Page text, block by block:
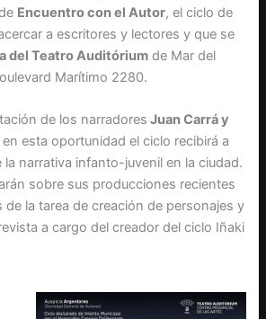
Encuentro con el Autor, el ciclo de
a escritores y lectores y que se
del Teatro Auditórium de Mar del
Marítimo 2280.
de los narradores Juan Carrá y
en esta oportunidad el ciclo recibirá a
narrativa infanto-juvenil en la ciudad.
sobre sus producciones recientes
de la tarea de creación de personajes y
a cargo del creador del ciclo Iñaki